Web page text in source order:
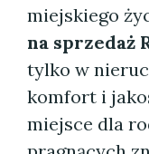
miejskiego
na sprzedaż
tylko w
komfort i
miejsce dla